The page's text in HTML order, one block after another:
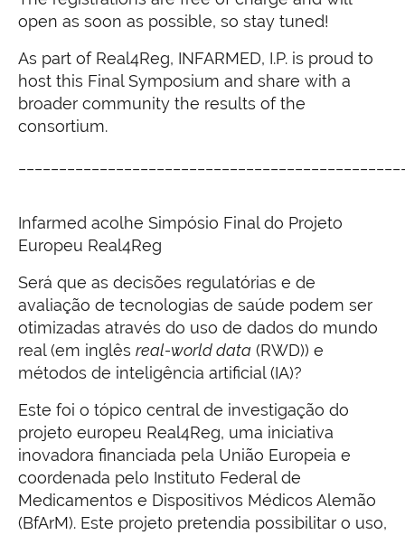
open as soon as possible, so stay tuned!
As part of Real4Reg, INFARMED, I.P. is proud to
host this Final Symposium and share with a
broader community the results of the
consortium.
Infarmed acolhe Simpósio Final do Projeto
Europeu Real4Reg
Será que as decisões regulatórias e de
avaliação de tecnologias de saúde podem ser
otimizadas através do uso de dados do mundo
real (em inglês real-world data (RWD)) e
métodos de inteligência artificial (IA)?
Este foi o tópico central de investigação do
projeto europeu Real4Reg, uma iniciativa
inovadora financiada pela União Europeia e
coordenada pelo Instituto Federal de
Medicamentos e Dispositivos Médicos Alemão
(BfArM). Este projeto pretendia possibilitar o uso,